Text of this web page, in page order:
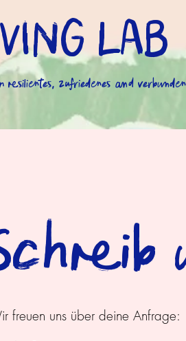
LAB
resilientes, zufriedenes &
freuen uns über deine Anfrage: